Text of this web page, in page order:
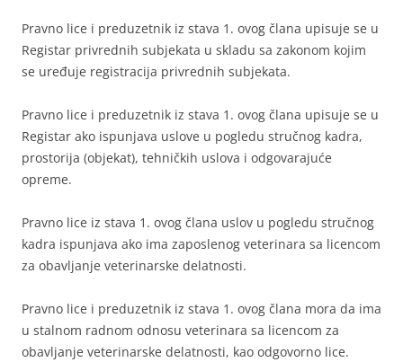
Pravno lice i preduzetnik iz stava 1. ovog člana upisuje se u
Registar privrednih subjekata u skladu sa zakonom kojim
se uređuje registracija privrednih subjekata.
Pravno lice i preduzetnik iz stava 1. ovog člana upisuje se u
Registar ako ispunjava uslove u pogledu stručnog kadra,
prostorija (objekat), tehničkih uslova i odgovarajuće
opreme.
Pravno lice iz stava 1. ovog člana uslov u pogledu stručnog
kadra ispunjava ako ima zaposlenog veterinara sa licencom
za obavljanje veterinarske delatnosti.
Pravno lice i preduzetnik iz stava 1. ovog člana mora da ima
u stalnom radnom odnosu veterinara sa licencom za
obavljanje veterinarske delatnosti, kao odgovorno lice.